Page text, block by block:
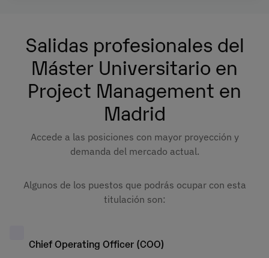
Salidas profesionales del
Máster Universitario en
Project Management en
Madrid
Accede a las posiciones con mayor proyección y
demanda del mercado actual.
Algunos de los puestos que podrás ocupar con esta
titulación son:
Chief Operating Officer (COO)